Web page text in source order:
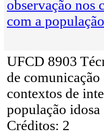
observação nos
com a
UFCD 8903
de comunicação
contextos de
população
Créditos: 2